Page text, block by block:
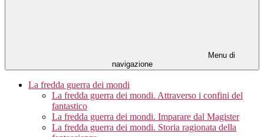
Menu di
navigazione
La fredda guerra dei mondi
La fredda guerra dei mondi. Attraverso i confini del
fantastico
La fredda guerra dei mondi. Imparare dal Magister
La fredda guerra dei mondi. Storia ragionata della